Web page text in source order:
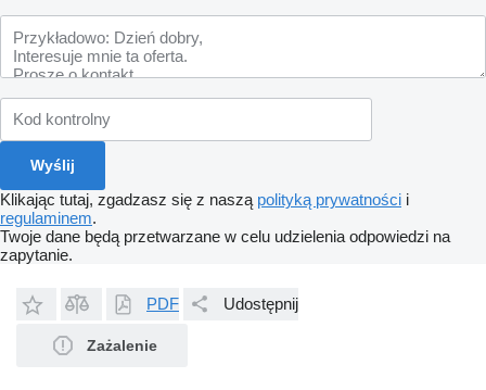
Klikając tutaj, zgadzasz się z naszą polityką prywatności i
regulaminem.
Twoje dane będą przetwarzane w celu udzielenia odpowiedzi na
zapytanie.
PDF Udostępnij
Zażalenie